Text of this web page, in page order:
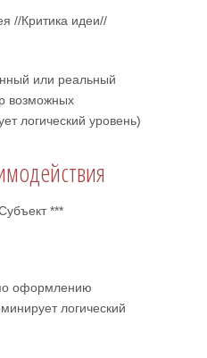
//Критика идеи//
или реальный
возможных
логический уровень)
***
оформлению
логический